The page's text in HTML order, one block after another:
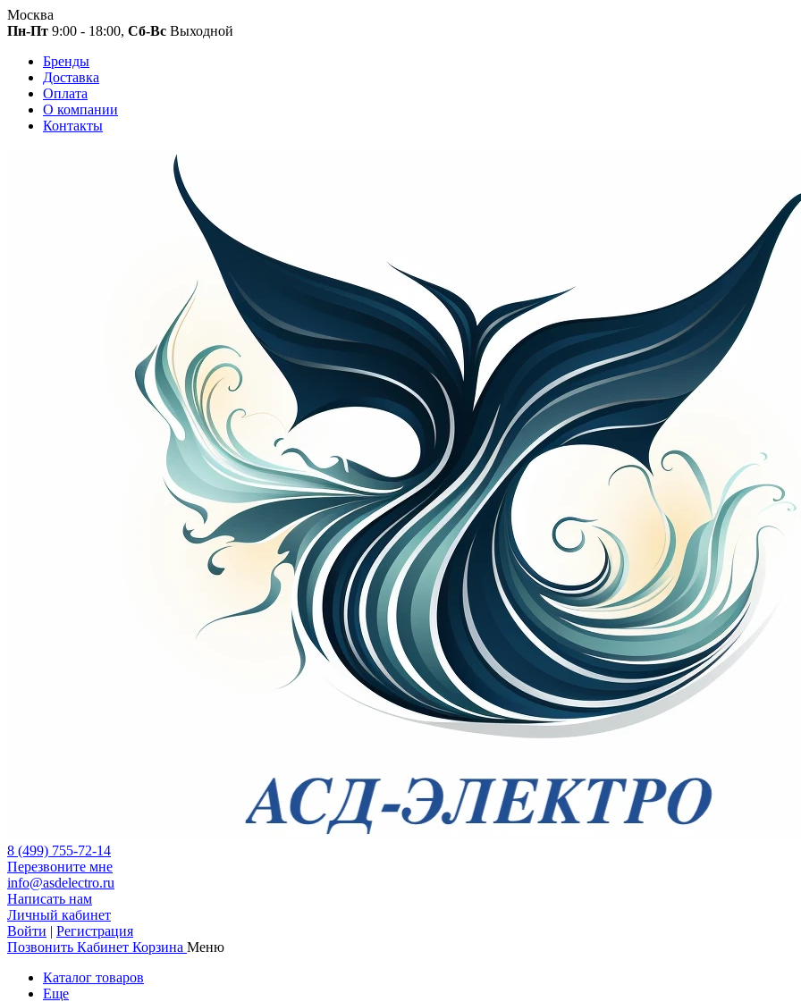
Москва
Пн-Пт 9:00 - 18:00, Сб-Вс Выходной
Бренды
Доставка
Оплата
О компании
Контакты
8 (499) 755-72-14
Перезвоните мне
info@asdelectro.ru
Написать нам
Личный кабинет
Войти | Регистрация
Позвонить Кабинет Корзина Меню
Каталог товаров
Еще